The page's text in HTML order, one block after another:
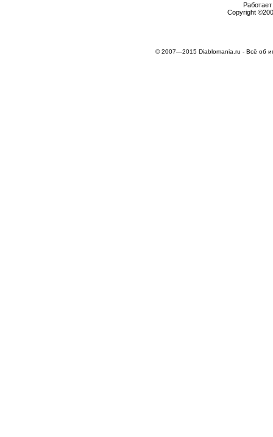
Copyright
© 2007—2015 Diablomania.ru - Всё об